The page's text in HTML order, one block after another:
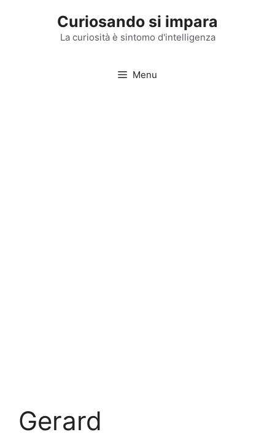
Curiosando si impara
La curiosità è sintomo d'intelligenza
Menu
Gerard